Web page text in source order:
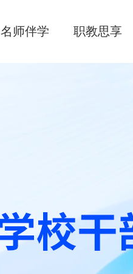
名师伴学 职教思享